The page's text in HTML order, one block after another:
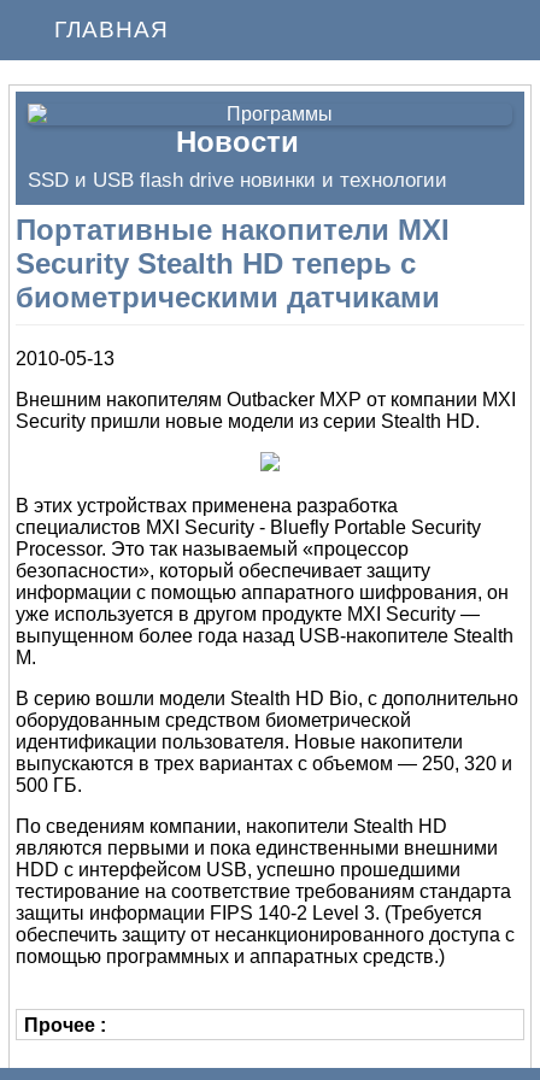
ГЛАВНАЯ
Новости
SSD и USB flash drive новинки и технологии
Портативные накопители MXI
Security Stealth HD теперь с
биометрическими датчиками
2010-05-13
Внешним накопителям Outbacker MXP от компании MXI
Security пришли новые модели из серии Stealth HD.
В этих устройствах применена разработка
специалистов MXI Security - Bluefly Portable Security
Processor. Это так называемый «процессор
безопасности», который обеспечивает защиту
информации с помощью аппаратного шифрования, он
уже используется в другом продукте MXI Security —
выпущенном более года назад USB-накопителе Stealth
M.
В серию вошли модели Stealth HD Bio, с дополнительно
оборудованным средством биометрической
идентификации пользователя. Новые накопители
выпускаются в трех вариантах с объемом — 250, 320 и
500 ГБ.
По сведениям кoмпании, накопители Stealth HD
являются первыми и пока единственными внешними
HDD с интерфейсом USB, успешно прошедшими
тестирование на соответствие требованиям стандарта
защиты информации FIPS 140-2 Level 3. (Требуется
обеспечить защиту от несанкционированного доступа с
помощью программных и аппаратных средств.)
Прочее :